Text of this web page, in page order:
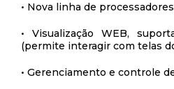
• Nova linha de
• Visualização WEB,
(permite interagir com telas
• Gerenciamento e controle